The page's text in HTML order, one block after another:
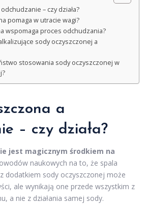
– czy działa?
pomaga w utracie wagi?
wspomaga proces odchudzania?
sody oczyszczonej a
stosowania sody oczyszczonej w
a
– czy działa?
jest magicznym środkiem na
naukowych na to, że spala
dodatkiem sody oczyszczonej może
ale wynikają one przede wszystkim z
a nie z działania samej sody.